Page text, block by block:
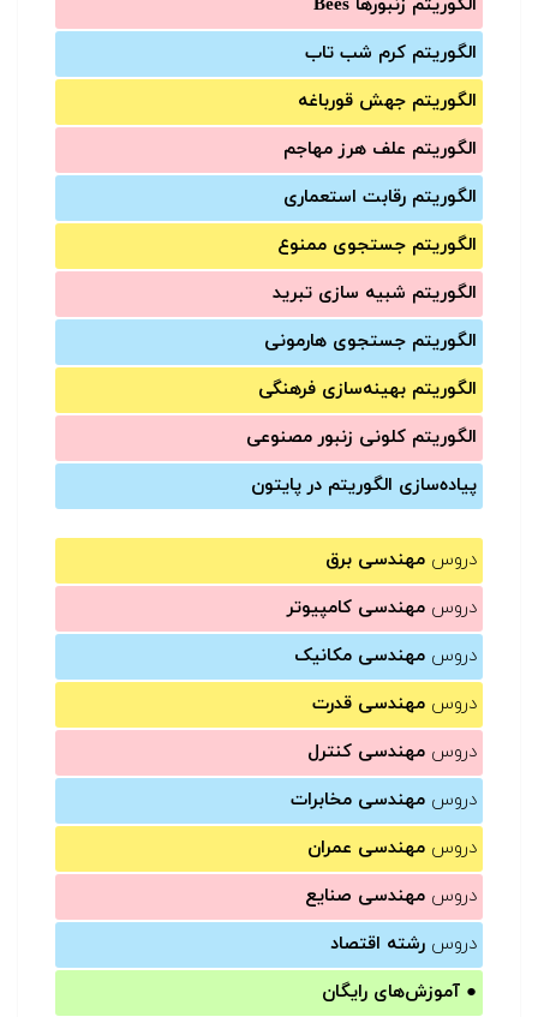
الگوریتم زنبورها Bees
الگوریتم کرم شب تاب
الگوریتم جهش قورباغه
الگوریتم علف هرز مهاجم
الگوریتم رقابت استعماری
الگوریتم جستجوی ممنوع
الگوریتم شبیه سازی تبرید
الگوریتم جستجوی هارمونی
الگوریتم بهینه‌سازی فرهنگی
الگوریتم کلونی زنبور مصنوعی
پیاده‌سازی الگوریتم در پایتون
دروس مهندسی برق
دروس مهندسی کامپیوتر
دروس مهندسی مکانیک
دروس مهندسی قدرت
دروس مهندسی کنترل
دروس مهندسی مخابرات
دروس مهندسی عمران
دروس مهندسی صنایع
دروس رشته اقتصاد
● آموزش‌های رایگان